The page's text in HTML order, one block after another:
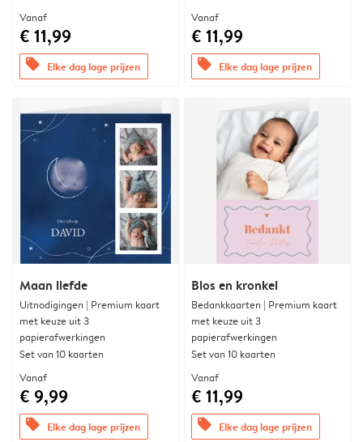
Vanaf
€ 11,99
offers Elke dag lage prijzen
Vanaf
€ 11,99
offers Elke dag lage prijzen
Maan liefde
Uitnodigingen | Premium kaart
met keuze uit 3
papierafwerkingen
Set van 10 kaarten
Vanaf
€ 9,99
offers Elke dag lage prijzen
Blos en kronkel
Bedankkaarten | Premium kaart
met keuze uit 3
papierafwerkingen
Set van 10 kaarten
Vanaf
€ 11,99
offers Elke dag lage prijzen